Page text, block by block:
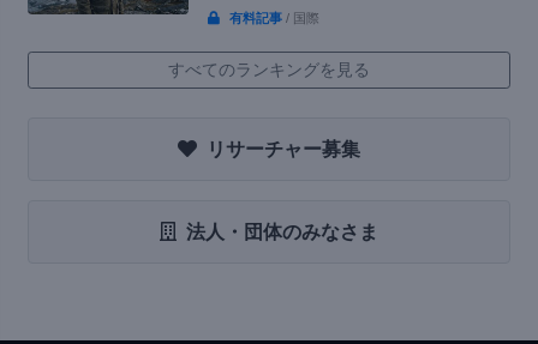
有料記事 / 国際
すべてのランキングを見る
リサーチャー募集
法人・団体のみなさま